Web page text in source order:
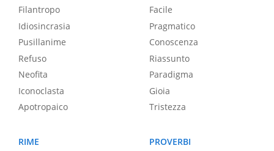
Filantropo
Idiosincrasia
Pusillanime
Refuso
Neofita
Iconoclasta
Apotropaico
Facile
Pragmatico
Conoscenza
Riassunto
Paradigma
Gioia
Tristezza
RIME
PROVERBI